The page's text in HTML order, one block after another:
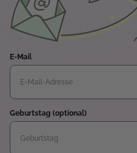
E-Mail
Geburtstag (optional)